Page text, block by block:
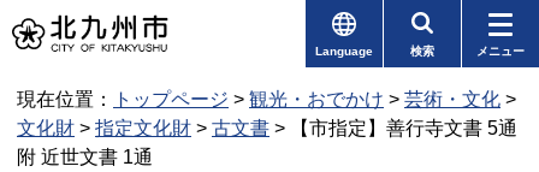
Language 検索 メニュー
現在位置： トップページ > 観光・おでかけ > 芸術・文化 >
文化財 > 指定文化財 > 古文書 > 【市指定】善行寺文書 5通
附 近世文書 1通